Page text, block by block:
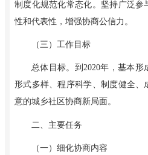
制度化规范化常态化。坚持广泛参
性和代表性，增强协商公信力。
（三）工作目标
总体目标。到2020年，基本形
形式多样、程序科学、制度健全、
意的城乡社区协商新局面。
二、主要任务
（一）细化协商内容